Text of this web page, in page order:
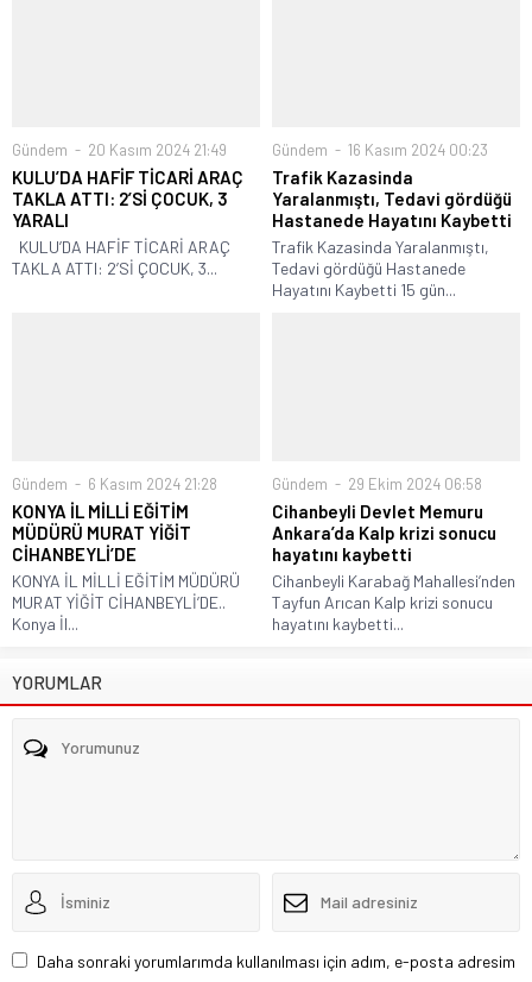
Gündem 20 Kasım 2024 21:49
KULU’DA HAFİF TİCARİ ARAÇ
TAKLA ATTI: 2’Sİ ÇOCUK, 3
YARALI
KULU’DA HAFİF TİCARİ ARAÇ
TAKLA ATTI: 2’Sİ ÇOCUK, 3...
Gündem 16 Kasım 2024 00:23
Trafik Kazasinda
Yaralanmıştı, Tedavi gördüğü
Hastanede Hayatını Kaybetti
Trafik Kazasinda Yaralanmıştı,
Tedavi gördüğü Hastanede
Hayatını Kaybetti 15 gün...
Gündem 6 Kasım 2024 21:28
KONYA İL MİLLİ EĞİTİM
MÜDÜRÜ MURAT YİĞİT
CİHANBEYLİ’DE
KONYA İL MİLLİ EĞİTİM MÜDÜRÜ
MURAT YİĞİT CİHANBEYLİ’DE..
Konya İl...
Gündem 29 Ekim 2024 06:58
Cihanbeyli Devlet Memuru
Ankara’da Kalp krizi sonucu
hayatını kaybetti
Cihanbeyli Karabağ Mahallesi’nden
Tayfun Arıcan Kalp krizi sonucu
hayatını kaybetti...
YORUMLAR
Daha sonraki yorumlarımda kullanılması için adım, e-posta adresim